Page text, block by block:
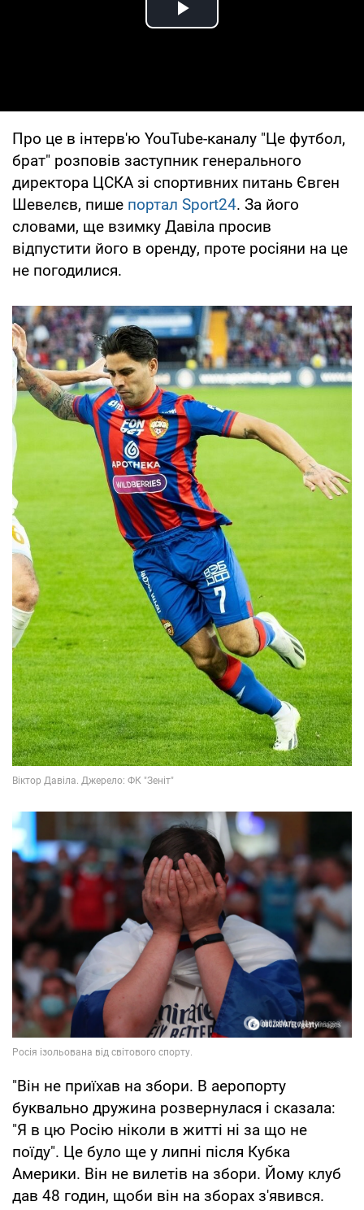
Play Video
Про це в інтерв'ю YouTube-каналу "Це футбол,
брат" розповів заступник генерального
директора ЦСКА зі спортивних питань Євген
Шевелєв, пише портал Sport24. За його
словами, ще взимку Давіла просив
відпустити його в оренду, проте росіяни на це
не погодилися.
"Він не приїхав на збори. В аеропорту
буквально дружина розвернулася і сказала:
"Я в цю Росію ніколи в житті ні за що не
поїду". Це було ще у липні після Кубка
Америки. Він не вилетів на збори. Йому клуб
дав 48 годин, щоби він на зборах з'явився.